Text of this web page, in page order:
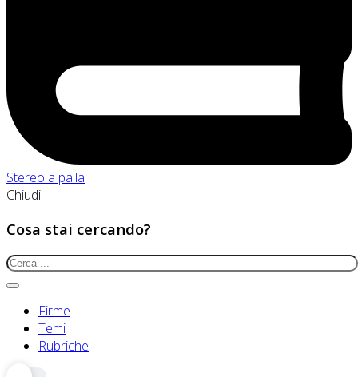
Stereo a palla
Chiudi
Cosa stai cercando?
Firme
Temi
Rubriche